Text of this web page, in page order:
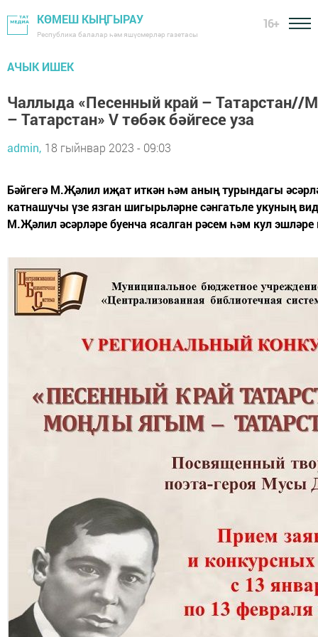
КӨМЕШ КЫҢГЫРАУ
Республика балалар һәм яшүсмерләр газетасы
16+
АЧЫК ИШЕК
Чаллыда «Песенный край – Татарстан//
– Татарстан» V төбәк бәйгесе уза
admin, 18 гыйнвар 2023 - 09:03
Бәйгегә М.Җәлил иҗат иткән һәм аның турындагы
катнашучы үзе язган шигырьләрне сәнгатьле укуның
М.Җәлил әсәрләре буенча ясалган рәсем һәм кул эшләре